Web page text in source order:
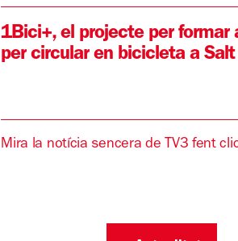
1Bici+, el projecte per formar
per circular en bicicleta a Salt
Mira la notícia sencera de TV3 fent